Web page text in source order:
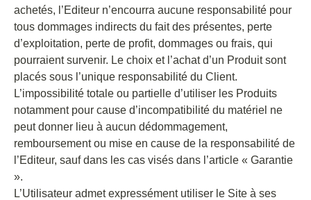
achetés, l’Editeur n’encourra aucune responsabilité pour
tous dommages indirects du fait des présentes, perte
d’exploitation, perte de profit, dommages ou frais, qui
pourraient survenir. Le choix et l’achat d’un Produit sont
placés sous l’unique responsabilité du Client.
L’impossibilité totale ou partielle d’utiliser les Produits
notamment pour cause d’incompatibilité du matériel ne
peut donner lieu à aucun dédommagement,
remboursement ou mise en cause de la responsabilité de
l’Editeur, sauf dans les cas visés dans l’article « Garantie
».
L’Utilisateur admet expressément utiliser le Site à ses